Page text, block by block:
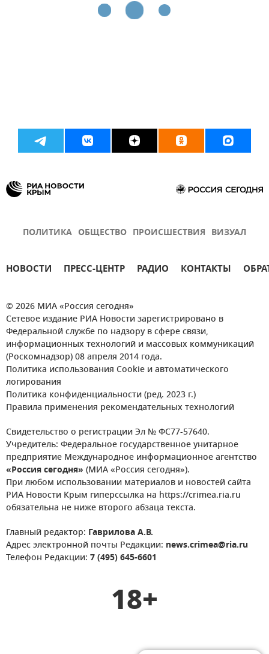
ПОЛИТИКА ОБЩЕСТВО ПРОИСШЕСТВИЯ ВИЗУАЛ
НОВОСТИ ПРЕСС-ЦЕНТР РАДИО КОНТАКТЫ
© 2026 МИА «Россия сегодня»
Сетевое издание РИА Новости зарегистрировано в
Федеральной службе по надзору в сфере связи,
информационных технологий и массовых коммуникаций
(Роскомнадзор) 08 апреля 2014 года.
Политика использования Cookie и автоматического
логирования
Политика конфиденциальности (ред. 2023 г.)
Правила применения рекомендательных технологий
Свидетельство о регистрации Эл № ФС77-57640.
Учредитель: Федеральное государственное унитарное
предприятие Международное информационное агентство
«Россия сегодня» (МИА «Россия сегодня»).
При любом использовании материалов и новостей сайта
РИА Новости Крым гиперссылка на https://crimea.ria.ru
обязательна не ниже второго абзаца текста.
Главный редактор: Гаврилова А.В.
Адрес электронной почты Редакции: news.crimea@ria.ru
Телефон Редакции: 7 (495) 645-6601
18+